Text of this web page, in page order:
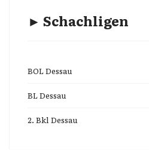
► Schachligen
BOL Dessau
BL Dessau
2. Bkl Dessau